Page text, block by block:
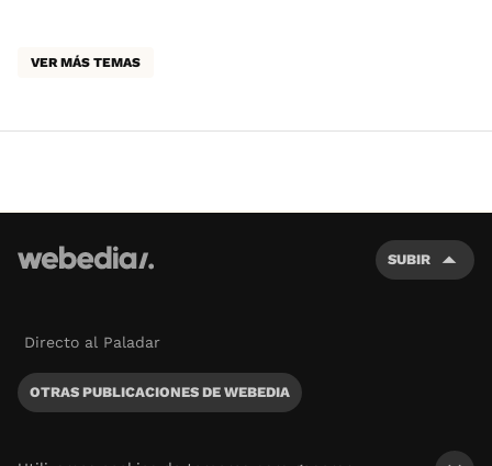
VER MÁS TEMAS
SUBIR
Directo al Paladar
OTRAS PUBLICACIONES DE WEBEDIA